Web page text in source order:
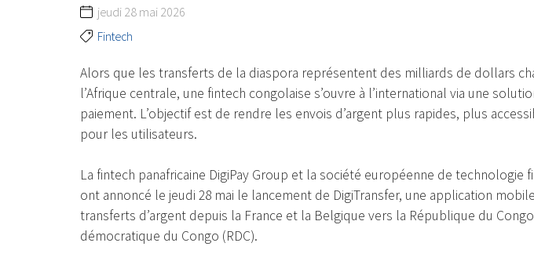
jeudi 28 mai 2026
Fintech
Alors que les transferts de la diaspora représentent des milliards de dollars
l’Afrique centrale, une fintech congolaise s’ouvre à l’international via une
paiement. L’objectif est de rendre les envois d’argent plus rapides, plus
pour les utilisateurs.
La fintech panafricaine DigiPay Group et la société européenne de technologie
ont annoncé le jeudi 28 mai le lancement de DigiTransfer, une application
transferts d’argent depuis la France et la Belgique vers la République du
démocratique du Congo (RDC).